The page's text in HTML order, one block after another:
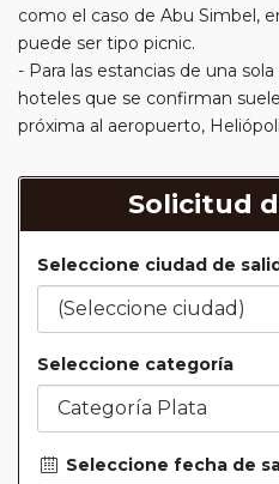
como el caso de Abu Simbel,
puede ser tipo picnic.
- Para las estancias de una
hoteles que se confirman
próxima al aeropuerto,
Solicitud
Seleccione ciudad de
Seleccione categoría
Seleccione fecha de